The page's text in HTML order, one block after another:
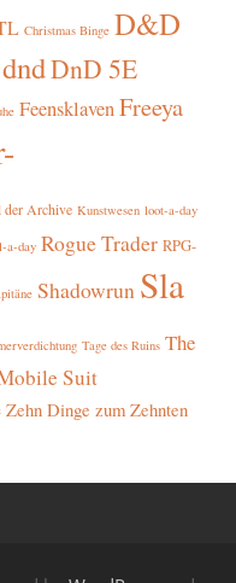
Christmas Binge D&D
dndDnD 5E
FeensklavenFreeya
der Archive Kunstwesen loot-a-day
a-day Rogue Trader RPG-
Shadowrun Sla
Tage des Ruins The
Suit
Zehn Dinge zum Zehnten